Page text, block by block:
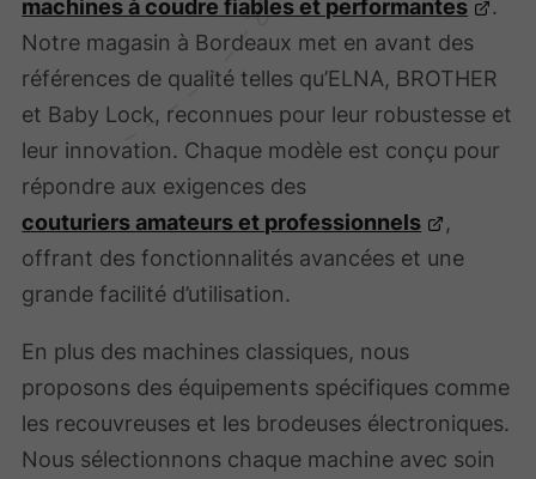
machines à coudre fiables et performantes
.
Notre magasin à Bordeaux met en avant des
références de qualité telles qu’ELNA, BROTHER
et Baby Lock, reconnues pour leur robustesse et
leur innovation. Chaque modèle est conçu pour
répondre aux exigences des
couturiers amateurs et professionnels
,
offrant des fonctionnalités avancées et une
grande facilité d’utilisation.
En plus des machines classiques, nous
proposons des équipements spécifiques comme
les recouvreuses et les brodeuses électroniques.
Nous sélectionnons chaque machine avec soin